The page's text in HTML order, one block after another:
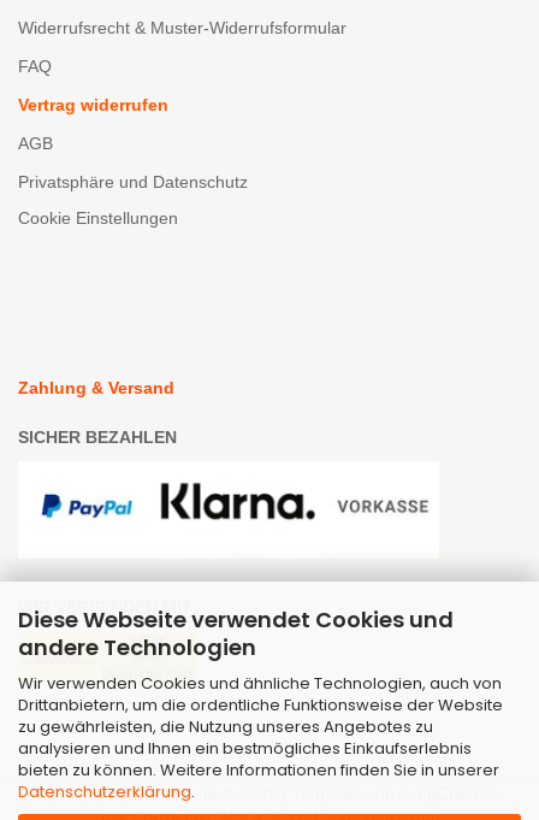
Diese Webseite verwendet Cookies und
andere Technologien
Wir verwenden Cookies und ähnliche Technologien, auch von
Drittanbietern, um die ordentliche Funktionsweise der Website
zu gewährleisten, die Nutzung unseres Angebotes zu
analysieren und Ihnen ein bestmögliches Einkaufserlebnis
bieten zu können. Weitere Informationen finden Sie in unserer
Datenschutzerklärung.
Widerrufsrecht & Muster-Widerrufsformular
FAQ
Vertrag widerrufen
AGB
Privatsphäre und Datenschutz
Cookie Einstellungen
Zahlung & Versand
SICHER BEZAHLEN
WIR VERSENDEN MIT
Webshopby Gambio.de © 2026 | Template von